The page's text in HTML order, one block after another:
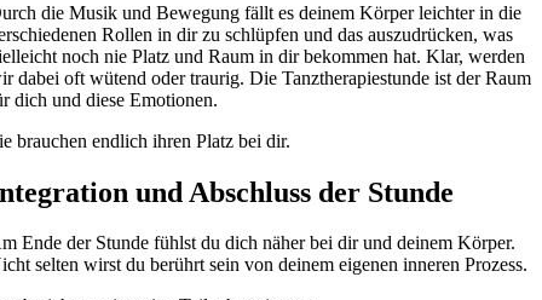
die Musik und Bewegung fällt es deinem Körper leichter in die
Rollen in dir zu schlüpfen und das auszudrücken, was
noch nie Platz und Raum in dir bekommen hat. Klar, werden
dabei oft wütend oder traurig. Die Tanztherapiestunde ist der Raum
dich und diese Emotionen.
brauchen endlich ihren Platz bei dir.
und Abschluss der Stunde
Ende der Stunde fühlst du dich näher bei dir und deinem Körper.
selten wirst du berührt sein von deinem eigenen inneren Prozess.